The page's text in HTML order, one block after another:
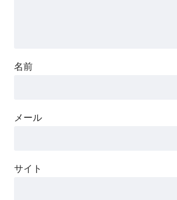
名前
メール
サイト